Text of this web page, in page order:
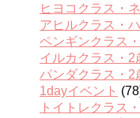
ヒヨコクラス・
アヒルクラス・
ペンギンクラス
イルカクラス・2
パンダクラス・2
1dayイベント
トイトレクラス